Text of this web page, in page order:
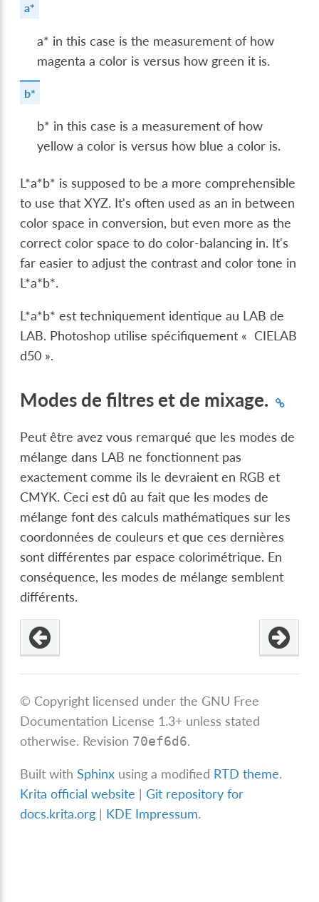
a*
a* in this case is the measurement of how
magenta a color is versus how green it is.
b*
b* in this case is a measurement of how
yellow a color is versus how blue a color is.
L*a*b* is supposed to be a more comprehensible
to use that XYZ. It's often used as an in between
color space in conversion, but even more as the
correct color space to do color-balancing in. It's
far easier to adjust the contrast and color tone in
L*a*b*.
L*a*b* est techniquement identique au LAB de
LAB. Photoshop utilise spécifiquement « CIELAB
d50 ».
Modes de filtres et de mixage.
Peut être avez vous remarqué que les modes de
mélange dans LAB ne fonctionnent pas
exactement comme ils le devraient en RGB et
CMYK. Ceci est dû au fait que les modes de
mélange font des calculs mathématiques sur les
coordonnées de couleurs et que ces dernières
sont différentes par espace colorimétrique. En
conséquence, les modes de mélange semblent
différents.
© Copyright licensed under the GNU Free
Documentation License 1.3+ unless stated
otherwise. Revision 70ef6d6.
Built withSphinx using a modified RTD theme.
Krita official website |Git repository for
docs.krita.org | KDE Impressum.